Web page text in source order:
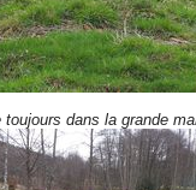
dans la grande